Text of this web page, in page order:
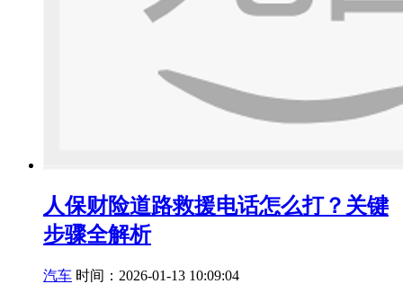
人保财险道路救援电话怎么打？关键
步骤全解析
汽车 时间：2026-01-13 10:09:04